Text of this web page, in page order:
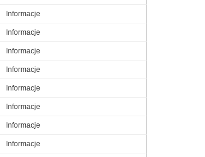
Informacje
Informacje
Informacje
Informacje
Informacje
Informacje
Informacje
Informacje